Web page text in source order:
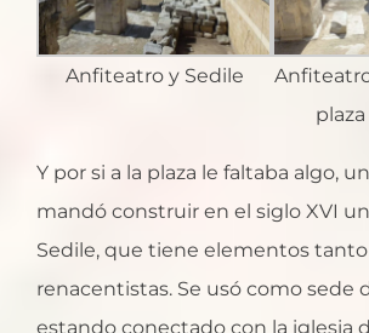
Anfiteatro y Sedile
Y por si a la plaza le faltaba algo,
mandó construir en el siglo XVI
Sedile, que tiene elementos
renacentistas. Se usó como sede
estando conectado con la iglesia